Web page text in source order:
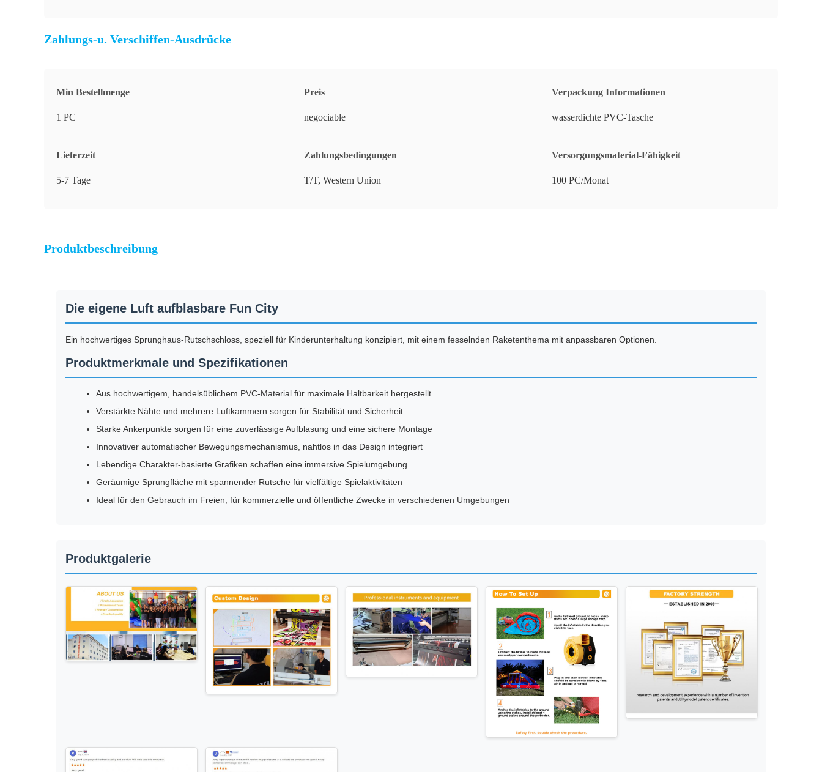
Zahlungs-u. Verschiffen-Ausdrücke
Min Bestellmenge
1 PC
Preis
negociable
Verpackung Informationen
wasserdichte PVC-Tasche
Lieferzeit
5-7 Tage
Zahlungsbedingungen
T/T, Western Union
Versorgungsmaterial-Fähigkeit
100 PC/Monat
Produktbeschreibung
Die eigene Luft aufblasbare Fun City
Ein hochwertiges Sprunghaus-Rutschschloss, speziell für Kinderunterhaltung konzipiert, mit einem fesselnden Raketenthema mit anpassbaren Optionen.
Produktmerkmale und Spezifikationen
Aus hochwertigem, handelsüblichem PVC-Material für maximale Haltbarkeit hergestellt
Verstärkte Nähte und mehrere Luftkammern sorgen für Stabilität und Sicherheit
Starke Ankerpunkte sorgen für eine zuverlässige Aufblasung und eine sichere Montage
Innovativer automatischer Bewegungsmechanismus, nahtlos in das Design integriert
Lebendige Charakter-basierte Grafiken schaffen eine immersive Spielumgebung
Geräumige Sprungfläche mit spannender Rutsche für vielfältige Spielaktivitäten
Ideal für den Gebrauch im Freien, für kommerzielle und öffentliche Zwecke in verschiedenen Umgebungen
Produktgalerie